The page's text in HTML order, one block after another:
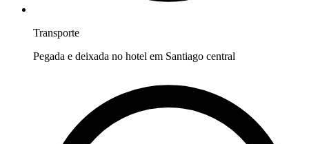
Transporte
Pegada e deixada no hotel em Santiago central